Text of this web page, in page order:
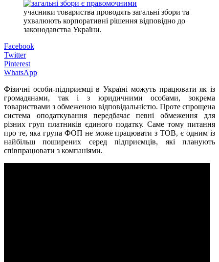
учасники товариства проводять загальні збори та
ухвалюють корпоративні рішення відповідно до
законодавства України.
Facebook
Twitter
Pinterest
WhatsApp
Фізичні особи-підприємці в Україні можуть працювати як із
громадянами, так і з юридичними особами, зокрема
товариствами з обмеженою відповідальністю. Проте спрощена
система оподаткування передбачає певні обмеження для
різних груп платників єдиного податку. Саме тому питання
про те, яка група ФОП не може працювати з ТОВ, є одним із
найбільш поширених серед підприємців, які планують
співпрацювати з компаніями.